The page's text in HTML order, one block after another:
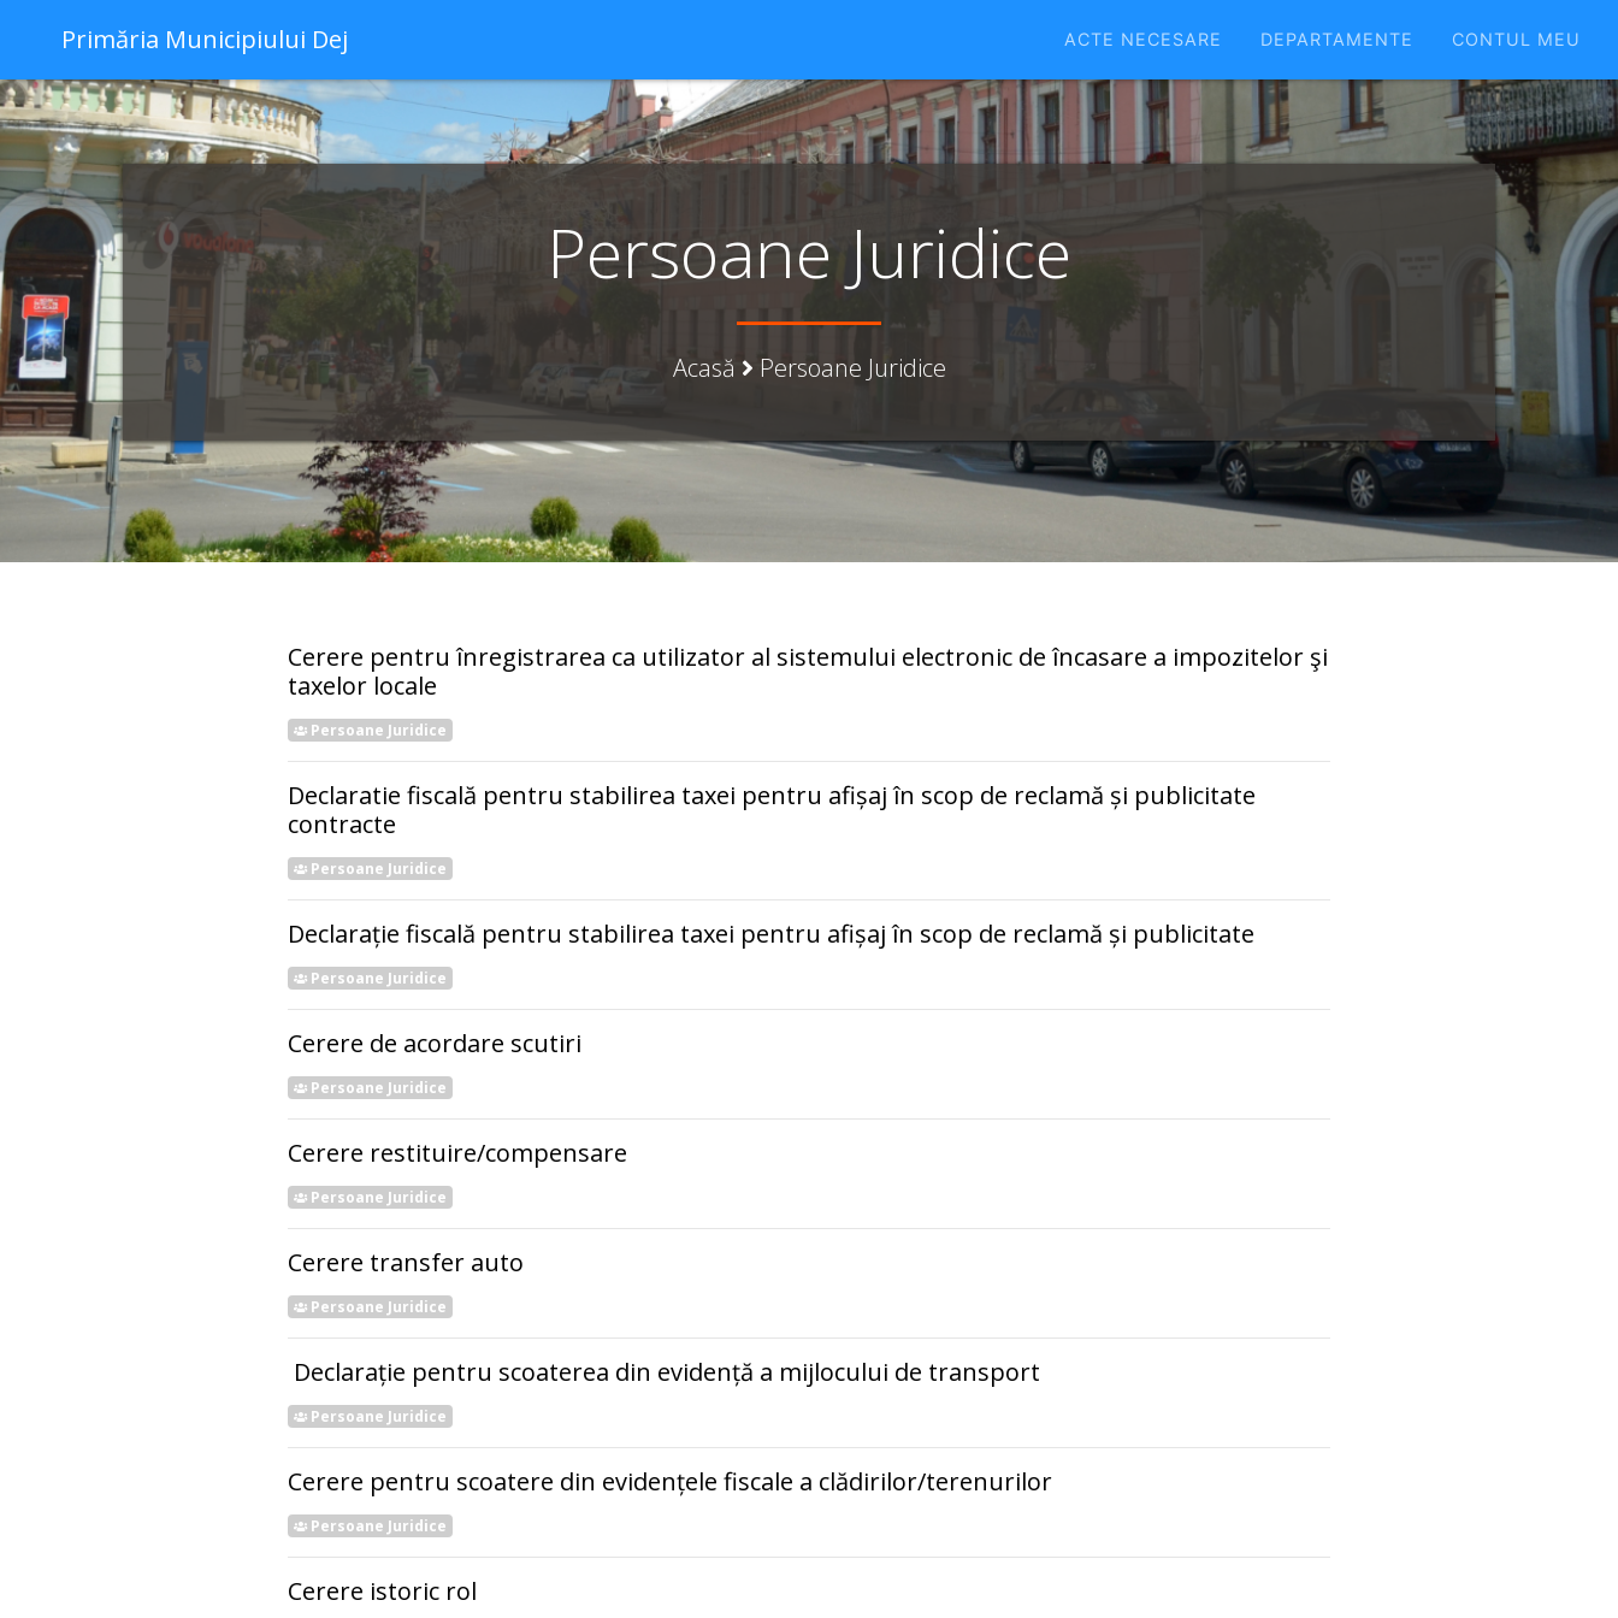
Primăria Municipiului Dej ACTE NECESARE DEPARTAMENTE CONTUL MEU
Persoane Juridice
Acasă Persoane Juridice
Cerere pentru înregistrarea ca utilizator al sistemului electronic de încasare a impozitelor şi
taxelor locale
Persoane Juridice
Declaratie fiscală pentru stabilirea taxei pentru afișaj în scop de reclamă și publicitate
contracte
Persoane Juridice
Declarație fiscală pentru stabilirea taxei pentru afișaj în scop de reclamă și publicitate
Persoane Juridice
Cerere de acordare scutiri
Persoane Juridice
Cerere restituire/compensare
Persoane Juridice
Cerere transfer auto
Persoane Juridice
Declarație pentru scoaterea din evidență a mijlocului de transport
Persoane Juridice
Cerere pentru scoatere din evidențele fiscale a clădirilor/terenurilor
Persoane Juridice
Cerere istoric rol